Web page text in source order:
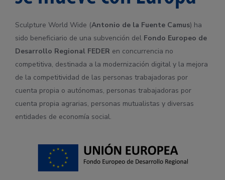
Sculpture World Wide (Antonio de la Fuente Camus) ha
sido beneficiario de una subvención del Fondo Europeo de
Desarrollo Regional FEDER en concurrencia no
competitiva, destinada a la modernización digital y la mejora
de la competitividad de las personas trabajadoras por
cuenta propia o autónomas, personas trabajadoras por
cuenta propia agrarias, personas mutualistas y diversas
entidades de economía social.